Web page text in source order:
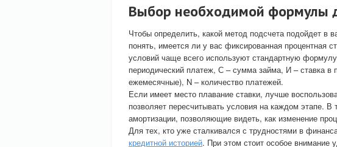
Выбор необходимой формулы
Чтобы определить, какой метод подсчета подойдет в
понять, имеется ли у вас фиксированная процентная
условий чаще всего используют стандартную
периодический платеж, С – сумма займа, И – ставка
ежемесячные), N – количество платежей.
Если имеет место плавание ставки, лучше
позволяет пересчитывать условия на каждом этапе.
амортизации, позволяющие видеть, как изменение
Для тех, кто уже сталкивался с трудностями в
кредитной историей. При этом стоит особое внимание